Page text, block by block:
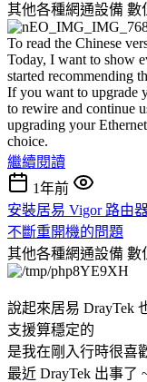
其他各種網通設備 數
To read the Chinese
Today, I want to show
started recommending
If you want to upgrade
to rewire and continue
upgrading your
choice.
繼續閱讀
1年前
安裝居易 Vigor 路由
不斷重開機的問題
其他各種網通設備 數
說起來居易 DrayTek
支援算穩定的
是我在剛入行時很喜
最近 DrayTek 出事了